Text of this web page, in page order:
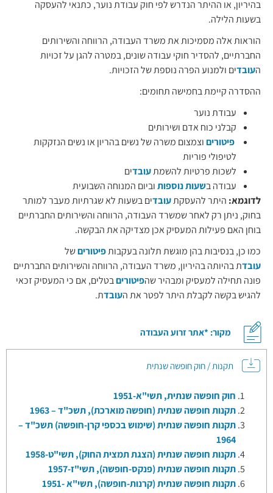
בהיריון, או ההיתר הנדרש לפי חוק עבודת נוער, כתנאי להעסקה
בשעות הלילה.
הוראות אלה מסמיכות את משרד העבודה, הרווחה והשירותים
החברתיים, להסדיר חוקי עבודה שונים, במטרה להגן על ז​כויות
עובדים ולמנוע הפרה נוספת של הזכויות.
ההסדרה קיימת בחמישה תחומים:
עבודת נוער
קבלני כוח אדם ושירותים
פיטוריםוצמצום משרה של נשים בהריון או נשים הנזקקות
לטיפולי פוריות
לשכות פרטיות להשמתעובדים
עבודה בשעות נוספותוביום המנוחה השבועית
לדוגמא:היתר להעסקתעובדים בשעות לא שגרתיות מעבר למותר
בחוק, ניתן רק לאחר שמשרד העבודה, הרווחה והשירותים החברתיים
בוחן האם פעילות המעסיק אכן מצדיקה את הבקשה.
כמו כן, בנסיבות בהן מוגשת תלונה בעקבותפיטוריםשל
עובדת בהיותה בהיריון, משרד העבודה, הרווחה והשירותים החברתיים
פונה תחילה למעסיק ומבהיר שהפיטוריםבטלים, אם כי המעסיק זכאי
להגיש בקשה לקבלת היתר לפטר את העובדת.
מקור: *אתר זרוע העבודה
תקנות / חוק חופשה שנתית
חוק חופשה שנתית, תשי"א-1951
תקנות חופשה שנתית (חופשה מוארכת), תשכ"ד – 1963
תקנות חופשה שנתית (שימוש בכספי קרן-חופשה) תשכ"ד –
1964
תקנות חופשה שנתית (הצגת תמצית החוק), תשי"ט-1958
תקנות חופשה שנתית (פנקס-חופשה), תשי"ז-1957
תקנות חופשה שנתית (קרנות-חופשה), תשי"א -1951